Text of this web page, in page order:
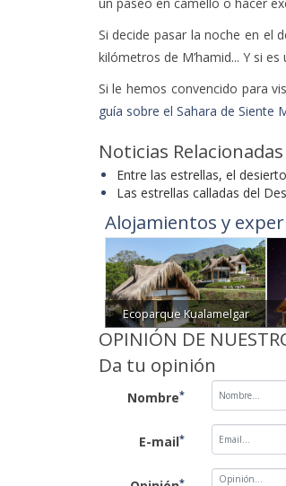
Si decide pasar la noche en el
kilómetros de M’hamid... Y si
Si le hemos convencido para
guía sobre el Sahara de Siente
Noticias Relacionadas
Entre las estrellas, el
Las estrellas calladas del
Alojamientos y
Ecoparque Kualamelgar
OPINIÓN DE
Da tu opinión
Nombre*
E-mail*
*